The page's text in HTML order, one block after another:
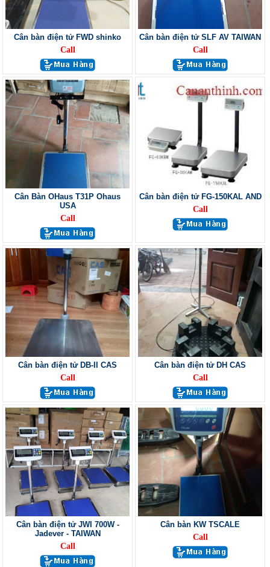
Cân bàn điện tử FWD shinko
Call
Cân bàn điện tử SLF AV TAIWAN
Call
Cân Bàn OHaus T31P Ohaus
USA
Call
Cân bàn điện tử FG-150KAL AND
Call
Cân bàn điện tử DB-II CAS
Call
Cân bàn điện tử DH CAS
Call
Cân bàn điện tử JWI 700W -
Jadever - TAIWAN
Call
Cân bàn KW TSCALE
Call